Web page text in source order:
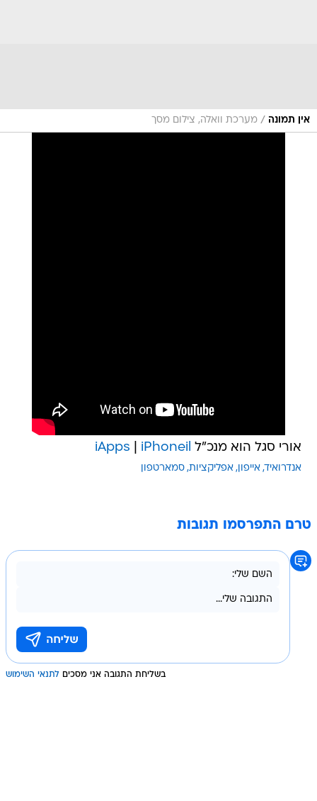
אין תמונה / מערכת וואלה, צילום מסך
אורי סגל הוא מנכ"ל iApps iPhoneil
אנדרואיד אייפון אפליקציות סמארטפון
טרם התפרסמו תגובות
בשליחת התגובה אני מסכים לתנאי השימוש